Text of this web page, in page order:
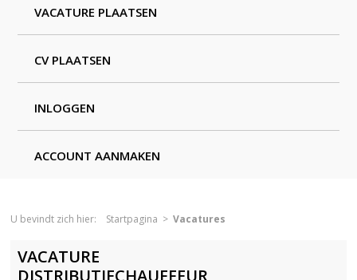
VACATURE PLAATSEN
CV PLAATSEN
INLOGGEN
ACCOUNT AANMAKEN
U bevindt zich hier: Startpagina >Vacatures
VACATURE
DISTRIBUTIECHAUFFEUR